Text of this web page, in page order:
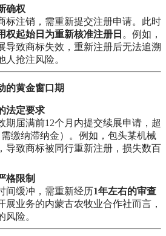
确权
标注销，需重新提交注册申请。此时
权起始日为重新核准注册日 。例如，
导致商标失效，重新注册后无法追溯
抢注风险。
的黄金窗口期
法定要求
期届满前12个月内提交续展申请，超
缴纳滞纳金）。例如，包头某机械
导致商标被同行重新注册，损失数百
格限制
间缓冲，需重新经历1年左右的审查
展业务的内蒙古农牧业合作社而言，
险。